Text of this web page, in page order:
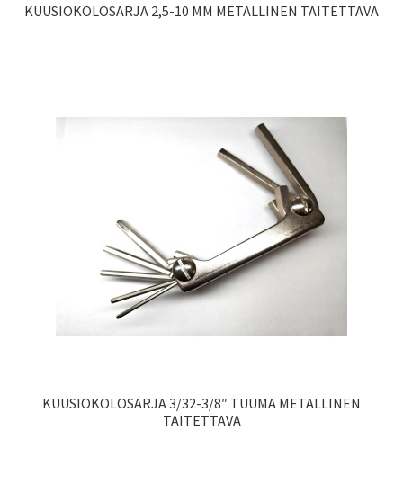
KUUSIOKOLOSARJA 2,5-10 MM METALLINEN TAITETTAVA
KUUSIOKOLOSARJA 3/32-3/8″ TUUMA METALLINEN
TAITETTAVA